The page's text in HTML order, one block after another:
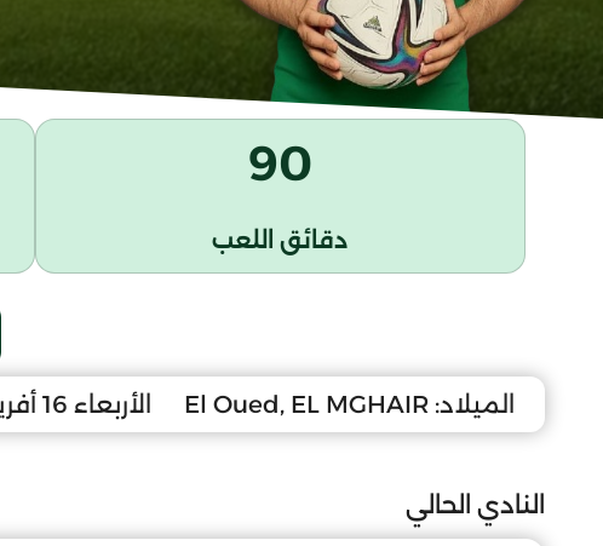
90
دقائق اللعب
الميلاد: El Oued, EL MGHAIR الأربعاء 16 أفريل 2008
النادي الحالي